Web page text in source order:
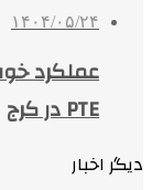
۱۴۰۴/۰۵/۲۴
عملکرد
PTE در کرج
دیگر اخبار